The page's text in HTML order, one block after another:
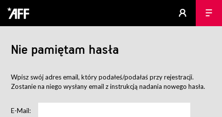
Nie pamiętam hasła
Wpisz swój adres email, który podałeś/podałaś przy rejestracji.
Zostanie na niego wysłany email z instrukcją nadania nowego hasła.
E-Mail: